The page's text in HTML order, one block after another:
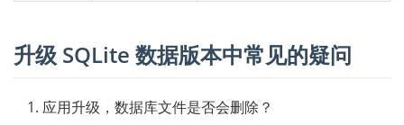
升级 SQLite 数据版本中常见的疑问
应用升级，数据库文件是否会删除？